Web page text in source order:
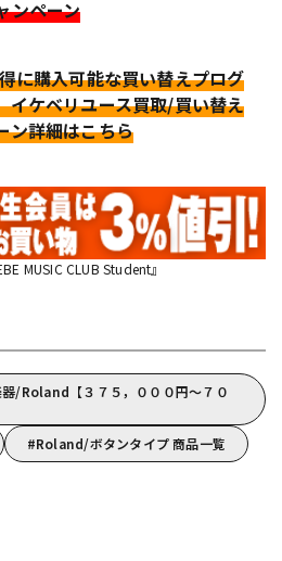
ンペーン
に購入可能な買い替えプログ
イケベリユース買取/買い替え
ン詳細はこちら
MUSIC CLUB Student』
/Roland【３７５，０００円～７０
Roland/ボタンタイプ 商品一覧